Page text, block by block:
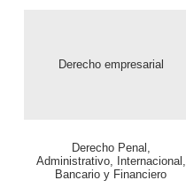
Derecho empresarial
Derecho Penal,
Administrativo, Internacional,
Bancario y Financiero